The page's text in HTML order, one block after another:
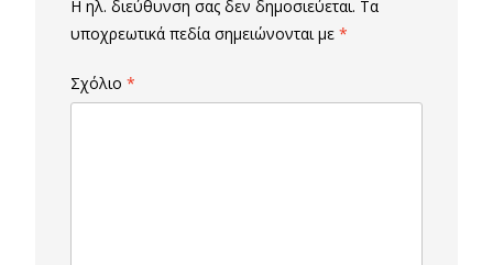
Η ηλ. διεύθυνση σας δεν δημοσιεύεται. Τα
υποχρεωτικά πεδία σημειώνονται με *
Σχόλιο *